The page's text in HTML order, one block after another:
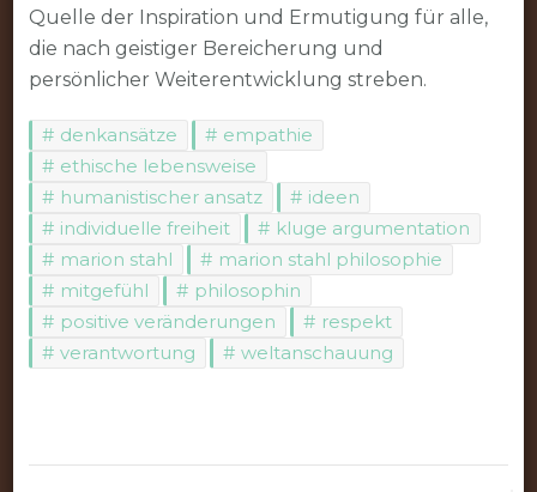
Quelle der Inspiration und Ermutigung für alle,
die nach geistiger Bereicherung und
persönlicher Weiterentwicklung streben.
denkansätze
empathie
ethische lebensweise
humanistischer ansatz
ideen
individuelle freiheit
kluge argumentation
marion stahl
marion stahl philosophie
mitgefühl
philosophin
positive veränderungen
respekt
verantwortung
weltanschauung